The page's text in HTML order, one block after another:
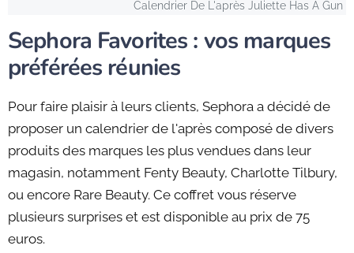
Calendrier De L'après Juliette Has A Gun
Sephora Favorites : vos marques
préférées réunies
Pour faire plaisir à leurs clients, Sephora a décidé de
proposer un calendrier de l'après composé de divers
produits des marques les plus vendues dans leur
magasin, notamment Fenty Beauty, Charlotte Tilbury,
ou encore Rare Beauty. Ce coffret vous réserve
plusieurs surprises et est disponible au prix de 75
euros.